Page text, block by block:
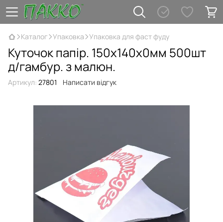
Каталог Упаковка Упаковка для фаст фуду
Куточок папір. 150х140х0мм 500шт
д/гамбур. з малюн.
Артикул: 27801 Написати відгук